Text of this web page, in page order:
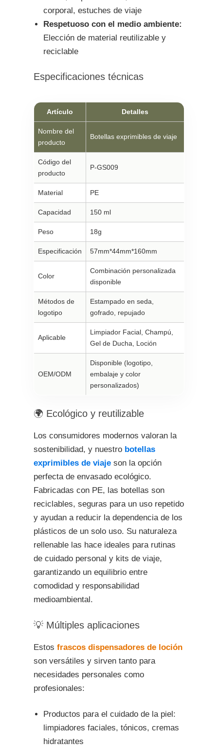
corporal, estuches de viaje
Respetuoso con el medio ambiente:
Elección de material reutilizable y
reciclable
Especificaciones técnicas
Artículo Detalles
Nombre del
producto
Botellas exprimibles de viaje
Código del
producto
P-GS009
Material PE
Capacidad 150 ml
Peso 18g
Especificación 57mm*44mm*160mm
Color
Combinación personalizada
disponible
Métodos de
logotipo
Estampado en seda,
gofrado, repujado
Aplicable
Limpiador Facial, Champú,
Gel de Ducha, Loción
OEM/ODM
Disponible (logotipo,
embalaje y color
personalizados)
🌍 Ecológico y reutilizable
Los consumidores modernos valoran la
sostenibilidad, y nuestro botellas
exprimibles de viaje son la opción
perfecta de envasado ecológico.
Fabricadas con PE, las botellas son
reciclables, seguras para un uso repetido
y ayudan a reducir la dependencia de los
plásticos de un solo uso. Su naturaleza
rellenable las hace ideales para rutinas
de cuidado personal y kits de viaje,
garantizando un equilibrio entre
comodidad y responsabilidad
medioambiental.
💡 Múltiples aplicaciones
Estos frascos dispensadores de loción
son versátiles y sirven tanto para
necesidades personales como
profesionales:
Productos para el cuidado de la piel:
limpiadores faciales, tónicos, cremas
hidratantes